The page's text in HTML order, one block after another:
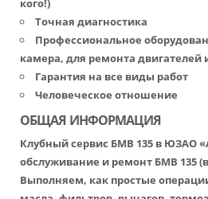
кого!)
Точная диагностика
Профессиональное
камера, для ремонта двигателей
Гарантия на все виды работ
Человеческое отношение
ОБЩАЯ ИНФОРМАЦИЯ
Клубный сервис БМВ 135 в ЮЗАО
обслуживание и ремонт БМВ 135
Выполняем, как простые